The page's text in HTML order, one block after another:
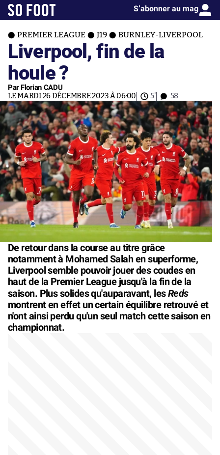
S’abonner au mag
PREMIER LEAGUE J19 BURNLEY-LIVERPOOL
Liverpool, fin de la
houle ?
Par Florian CADU
LE MARDI 26 DÉCEMBRE 2023 À 06:00 5' 58
De retour dans la course au titre grâce
notamment à Mohamed Salah en superforme,
Liverpool semble pouvoir jouer des coudes en
haut de la Premier League jusqu'à la fin de la
saison. Plus solides qu'auparavant, lesReds
montrent en effet un certain équilibre retrouvé et
n'ont ainsi perdu qu'un seul match cette saison en
championnat.